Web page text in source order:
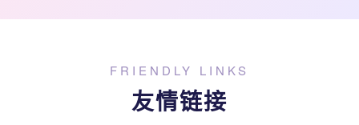
FRIENDLY LINKS
友情链接